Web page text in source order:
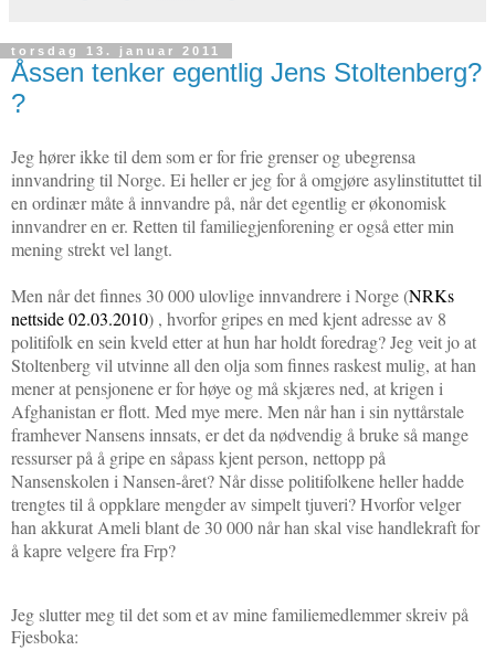
torsdag 13. januar 2011
Åssen tenker egentlig Jens Stoltenberg?
?
Jeg hører ikke til dem som er for frie grenser og ubegrensa
innvandring til Norge. Ei heller er jeg for å omgjøre asylinstituttet til
en ordinær måte å innvandre på, når det egentlig er økonomisk
innvandrer en er. Retten til familiegjenforening er også etter min
mening strekt vel langt.
Men når det finnes 30 000 ulovlige innvandrere i Norge (NRKs
nettside 02.03.2010) , hvorfor gripes en med kjent adresse av 8
politifolk en sein kveld etter at hun har holdt foredrag? Jeg veit jo at
Stoltenberg vil utvinne all den olja som finnes raskest mulig, at han
mener at pensjonene er for høye og må skjæres ned, at krigen i
Afghanistan er flott. Med mye mere. Men når han i sin nyttårstale
framhever Nansens innsats, er det da nødvendig å bruke så mange
ressurser på å gripe en såpass kjent person, nettopp på
Nansenskolen i Nansen-året? Når disse politifolkene heller hadde
trengtes til å oppklare mengder av simpelt tjuveri? Hvorfor velger
han akkurat Ameli blant de 30 000 når han skal vise handlekraft for
å kapre velgere fra Frp?
Jeg slutter meg til detsom et av mine familiemedlemmer skreiv på
Fjesboka: